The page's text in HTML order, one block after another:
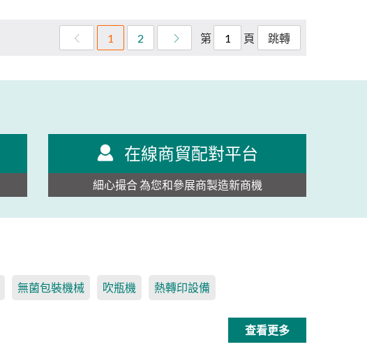
1 2 第 頁 跳轉
在線商貿配對平台
細心撮合 為您和參展商製造新商機
無菌包裝機械 吹瓶機 熱轉印設備
查看更多